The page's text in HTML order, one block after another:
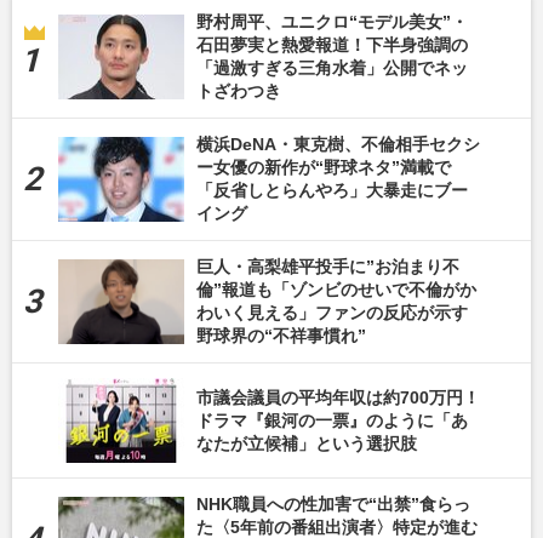
野村周平、ユニクロ“モデル美女”・
石田夢実と熱愛報道！下半身強調の
「過激すぎる三角水着」公開でネッ
トざわつき
横浜DeNA・東克樹、不倫相手セクシ
ー女優の新作が“野球ネタ”満載で
「反省しとらんやろ」大暴走にブー
イング
巨人・高梨雄平投手に”お泊まり不
倫”報道も「ゾンビのせいで不倫がか
わいく見える」ファンの反応が示す
野球界の“不祥事慣れ”
市議会議員の平均年収は約700万円！
ドラマ『銀河の一票』のように「あ
なたが立候補」という選択肢
NHK職員への性加害で“出禁”食らっ
た〈5年前の番組出演者〉特定が進む